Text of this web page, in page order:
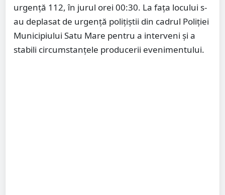
urgență 112, în jurul orei 00:30. La fața locului s-
au deplasat de urgență polițiștii din cadrul Poliției
Municipiului Satu Mare pentru a interveni și a
stabili circumstanțele producerii evenimentului.